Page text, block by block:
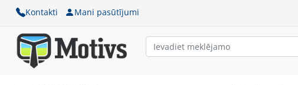
Kontakti Mani pasūtījumi